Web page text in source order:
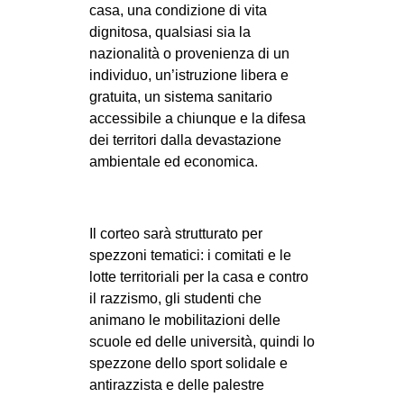
casa, una condizione di vita
dignitosa, qualsiasi sia la
nazionalità o provenienza di un
individuo, un’istruzione libera e
gratuita, un sistema sanitario
accessibile a chiunque e la difesa
dei territori dalla devastazione
ambientale ed economica.
Il corteo sarà strutturato per
spezzoni tematici: i comitati e le
lotte territoriali per la casa e contro
il razzismo, gli studenti che
animano le mobilitazioni delle
scuole ed delle università, quindi lo
spezzone dello sport solidale e
antirazzista e delle palestre